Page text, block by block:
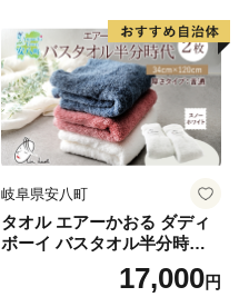
ーティー ギフト 贈り物 自家
用 贈答用 送料無料 焼肉マル
イ 岐阜県 【 安八町 】
岐阜県安八町
タオル エアーかおる ダディ
ボーイ バスタオル半分時代
スノーホワイト 2枚 セット 3
4×120cm ハーフバスタオル
17,000円